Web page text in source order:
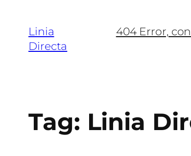
Linia
Directa
404 Error,
Tag: Linia